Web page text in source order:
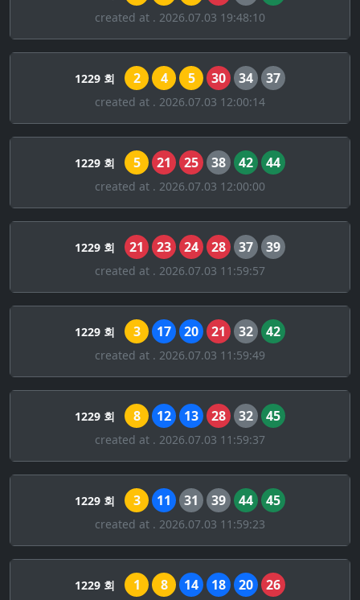
created at . 2026.07.03 19:48:10
1229 회 2 4 5 30 34 37
created at . 2026.07.03 12:00:14
1229 회 5 21 25 38 42 44
created at . 2026.07.03 12:00:00
1229 회 21 23 24 28 37 39
created at . 2026.07.03 11:59:57
1229 회 3 17 20 21 32 42
created at . 2026.07.03 11:59:49
1229 회 8 12 13 28 32 45
created at . 2026.07.03 11:59:37
1229 회 3 11 31 39 44 45
created at . 2026.07.03 11:59:23
1229 회 1 8 14 18 20 26